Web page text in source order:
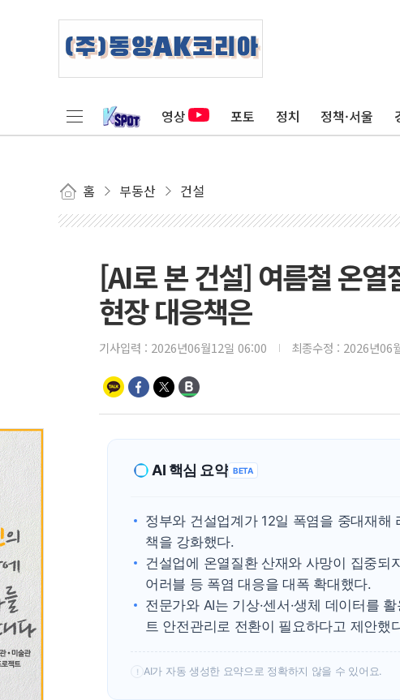
영상 포토 정치 정책·서울
홈 부동산 건설
[AI로 본 건설] 여름철 온
현장 대응책은
기사입력 : 2026년06월12일 06:00 최종수정 : 2026년06
AI 핵심 요약 BETA
정부와 건설업계가 12일 폭염을 중대재해
책을 강화했다.
건설업에 온열질환 산재와 사망이 집중되
어러블 등 폭염 대응을 대폭 확대했다.
전문가와 AI는 기상·센서·생체 데이터를
트 안전관리로 전환이 필요하다고 제안했
! AI가 자동 생성한 요약으로 정확하지 않을 수 있어요.